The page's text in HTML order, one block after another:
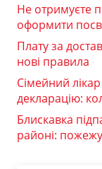
Не отримуєте
оформити
Плату за
нові правила
Сімейний
декларацію:
Блискавка
районі: пожежу